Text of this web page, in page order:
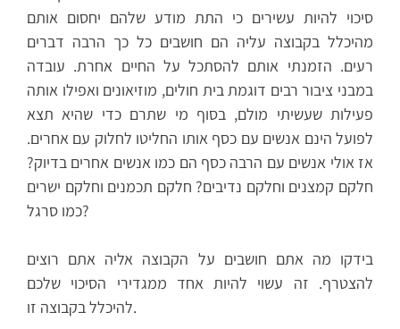
סיכוי להיות עשירים כי התת מודע שלהם יחסום אותם
מהיכלל בקבוצה עליה הם חושבים כל כך הרבה דברים
רעים. הזמנתי אותם להסתכל על החיים אחרת. עובדה
במבני ציבור רבים דוגמת בית חולים, מוזיאונים ואפילו אותה
פעילות שעשיתי מולם, בסוף מי שתרם כדי שהיא תצא
לפועל הינם אנשים עם כסף אותו החליטו לחלוק עם אחרים.
אז אולי אנשים עם הרבה כסף הם כמו אנשים אחרים בדיוק?
חלקם קמצנים וחלקם נדיבים? חלקם תכמנים וחלקם ישרים
כמו סרגל?
בידקו מה אתם חושבים על הקבוצה אליה אתם רוצים
להצטרף. זה עשוי להיות אחד ממגדירי הסיכוי שלכם
להיכלל בקבוצה זו.